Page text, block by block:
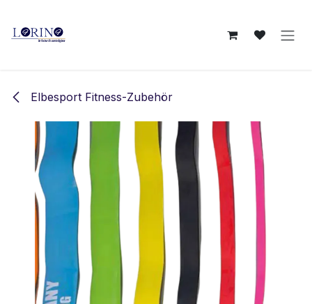
Elbesport Fitness-Zubehör